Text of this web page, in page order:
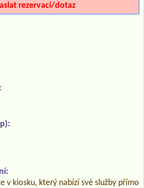
rezervaci/dotaz
v kiosku, který nabízí své služby přímo